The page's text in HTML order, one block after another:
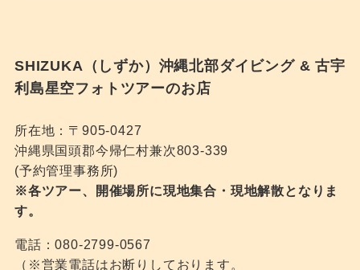
SHIZUKA（しずか）沖縄北部ダイビング & 古宇
利島星空フォトツアーのお店
所在地：〒905-0427
沖縄県国頭郡今帰仁村兼次803-339
(予約管理事務所)
※各ツアー、開催場所に現地集合・現地解散となりま
す。
電話：080-2799-0567
（※営業電話はお断りしております。